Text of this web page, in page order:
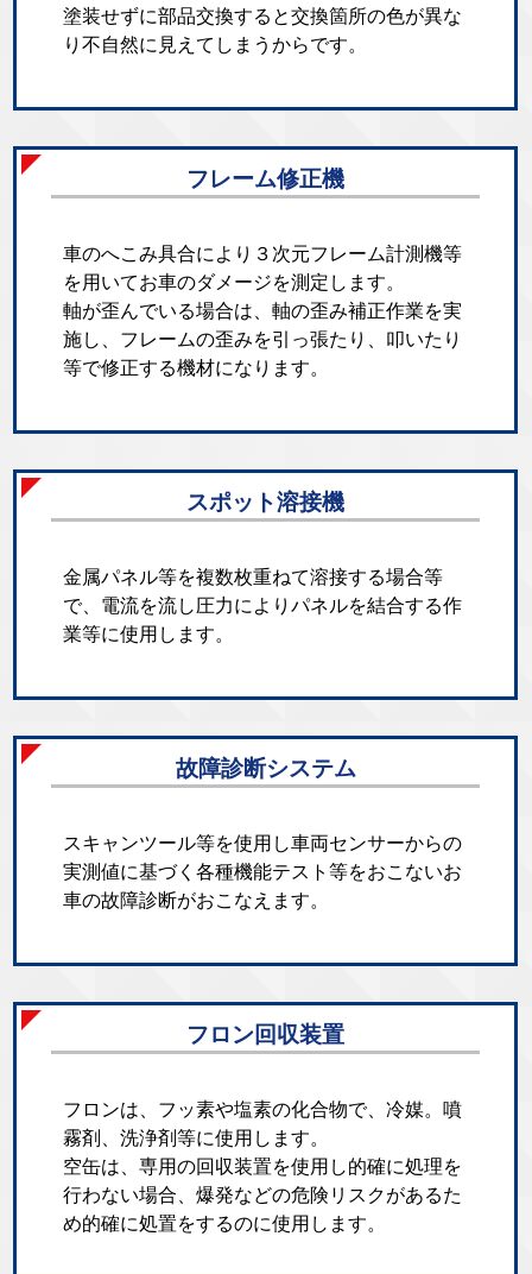
塗装せずに部品交換すると交換箇所の色が異な
り不自然に見えてしまうからです。
フレーム修正機
車のへこみ具合により３次元フレーム計測機等
を用いてお車のダメージを測定します。
軸が歪んでいる場合は、軸の歪み補正作業を実
施し、フレームの歪みを引っ張たり、叩いたり
等で修正する機材になります。
スポット溶接機
金属パネル等を複数枚重ねて溶接する場合等
で、電流を流し圧力によりパネルを結合する作
業等に使用します。
故障診断システム
スキャンツール等を使用し車両センサーからの
実測値に基づく各種機能テスト等をおこないお
車の故障診断がおこなえます。
フロン回収装置
フロンは、フッ素や塩素の化合物で、冷媒。噴
霧剤、洗浄剤等に使用します。
空缶は、専用の回収装置を使用し的確に処理を
行わない場合、爆発などの危険リスクがあるた
め的確に処置をするのに使用します。